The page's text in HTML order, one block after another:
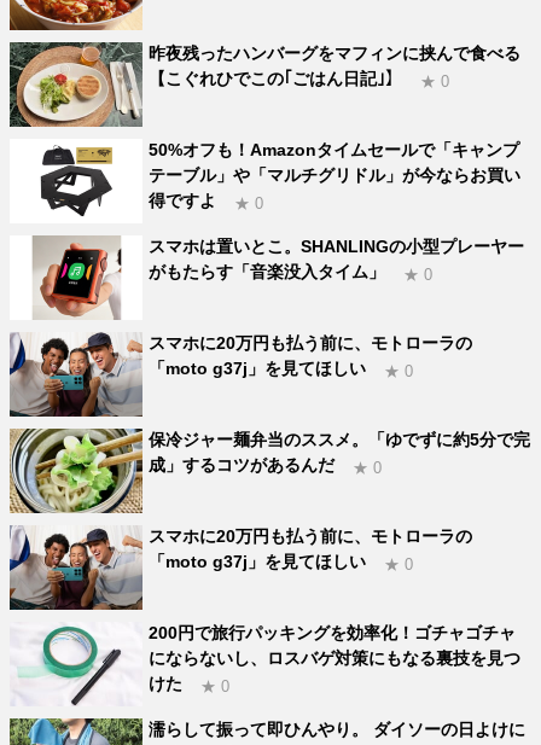
昨夜残ったハンバーグをマフィンに挟んで食べる
【こぐれひでこの｢ごはん日記｣】
★ 0
50%オフも！Amazonタイムセールで「キャンプ
テーブル」や「マルチグリドル」が今ならお買い
得ですよ
★ 0
スマホは置いとこ。SHANLINGの小型プレーヤー
がもたらす「音楽没入タイム」
★ 0
スマホに20万円も払う前に、モトローラの
「moto g37j」を見てほしい
★ 0
保冷ジャー麺弁当のススメ。「ゆでずに約5分で完
成」するコツがあるんだ
★ 0
スマホに20万円も払う前に、モトローラの
「moto g37j」を見てほしい
★ 0
200円で旅行パッキングを効率化！ゴチャゴチャ
にならないし、ロスバゲ対策にもなる裏技を見つ
けた
★ 0
濡らして振って即ひんやり。 ダイソーの日よけに